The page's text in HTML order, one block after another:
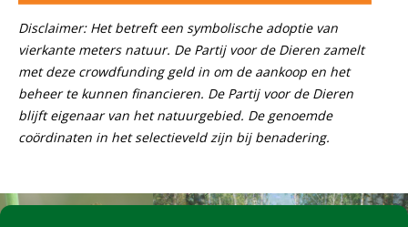
Disclaimer: Het betreft een symbolische adoptie van
vierkante meters natuur. De Partij voor de Dieren zamelt
met deze crowdfunding geld in om de aankoop en het
beheer te kunnen financieren. De Partij voor de Dieren
blijft eigenaar van het natuurgebied. De genoemde
coördinaten in het selectieveld zijn bij benadering.